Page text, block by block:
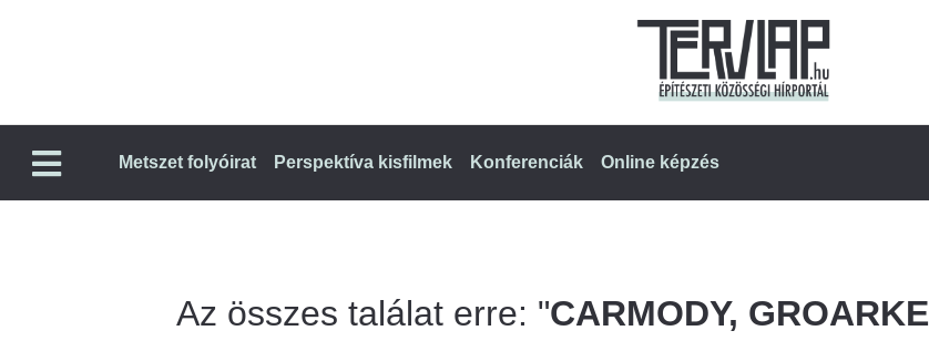
Metszet folyóirat Perspektíva kisfilmek Konferenciák Online képzés
Az összes találat erre: "CARMODY, GROARKE